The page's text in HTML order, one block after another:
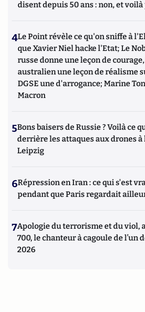
disent depuis 50 ans : non, et
4Le Point révèle ce qu'on sniffe à
que Xavier Niel hacke l'Etat; Le
russe donne une leçon de
australien une leçon de réalisme
DGSE une d'arrogance; Marine
Macron
5Bons baisers de Russie ? Voilà ce
derrière les attaques aux drones
Leipzig
6Répression en Iran : ce qui s'est
pendant que Paris regardait
7Apologie du terrorisme et du viol,
700, le chanteur à cagoule de l’un
2026